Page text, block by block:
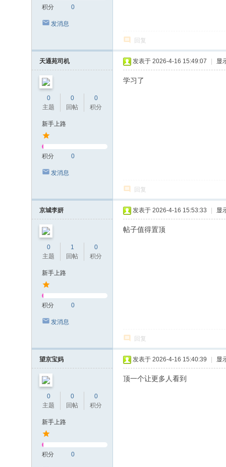
积分 0
发消息
回复
天通苑司机
0
主题
0
回帖
0
积分
新手上路
积分 0
发消息
发表于 2026-4-16 15:49:07 显
学习了
回复
京城李妍
0
主题
1
回帖
0
积分
新手上路
积分 0
发消息
发表于 2026-4-16 15:53:33 显
帖子值得置顶
回复
望京宝妈
0
主题
0
回帖
0
积分
新手上路
积分 0
发表于 2026-4-16 15:40:39 显
顶一个让更多人看到